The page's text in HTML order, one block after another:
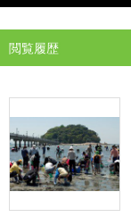
閲覧履歴